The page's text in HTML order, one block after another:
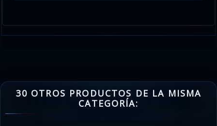
30 OTROS PRODUCTOS DE LA MISMA
CATEGORÍA: